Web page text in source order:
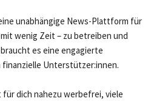
unabhängige News-Plattform für
wenig Zeit – zu betreiben und
es eine engagierte
finanzielle Unterstützer:innen.
für dich nahezu werbefrei, viele